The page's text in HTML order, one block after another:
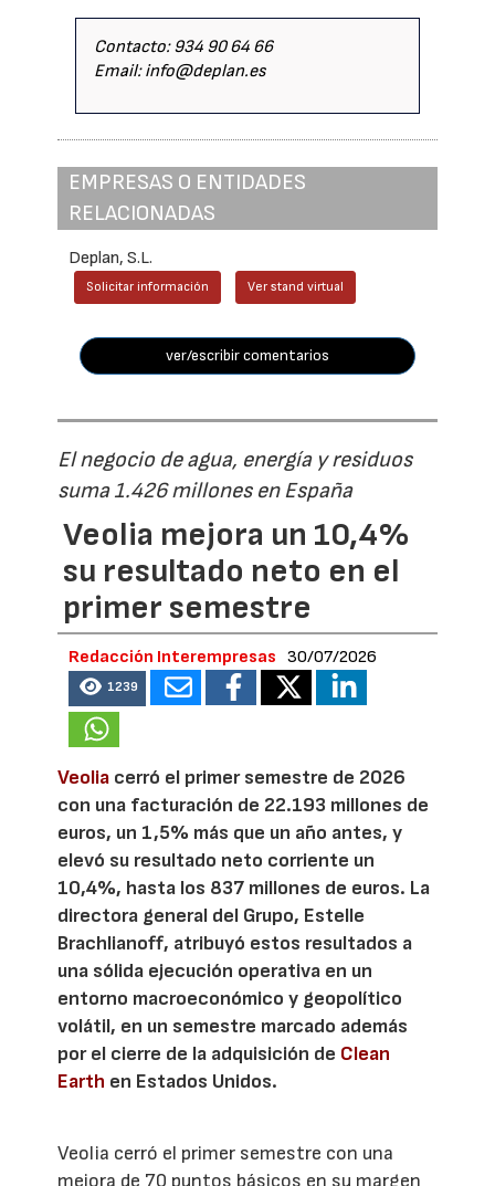
Contacto: 934 90 64 66
Email: info@deplan.es
EMPRESAS O ENTIDADES
RELACIONADAS
Deplan, S.L.
Solicitar información Ver stand virtual
ver/escribir comentarios
El negocio de agua, energía y residuos
suma 1.426 millones en España
Veolia mejora un 10,4%
su resultado neto en el
primer semestre
Redacción Interempresas 30/07/2026
1239
Veolia cerró el primer semestre de 2026
con una facturación de 22.193 millones de
euros, un 1,5% más que un año antes, y
elevó su resultado neto corriente un
10,4%, hasta los 837 millones de euros. La
directora general del Grupo, Estelle
Brachlianoff, atribuyó estos resultados a
una sólida ejecución operativa en un
entorno macroeconómico y geopolítico
volátil, en un semestre marcado además
por el cierre de la adquisición de Clean
Earth en Estados Unidos.
Veolia cerró el primer semestre con una
mejora de 70 puntos básicos en su margen